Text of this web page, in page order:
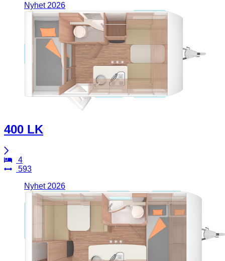
Nyhet 2026
400 LK
4
593
Nyhet 2026